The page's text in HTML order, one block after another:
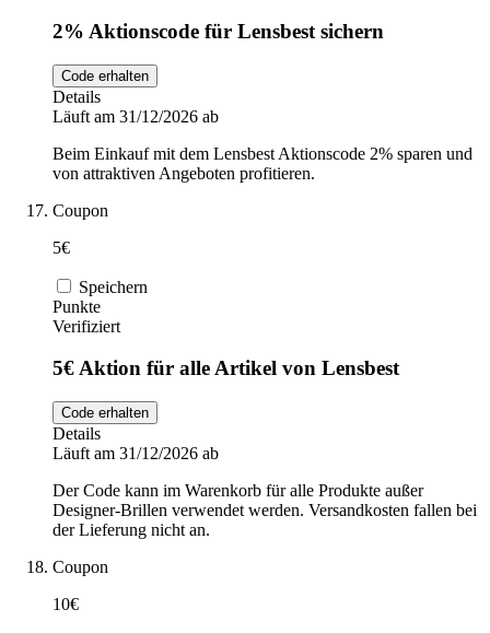
2% Aktionscode für Lensbest sichern
Code erhalten
Details
Läuft am 31/12/2026 ab
Beim Einkauf mit dem Lensbest Aktionscode 2% sparen und
von attraktiven Angeboten profitieren.
Coupon
5€
Speichern
Punkte
Verifiziert
5€ Aktion für alle Artikel von Lensbest
Code erhalten
Details
Läuft am 31/12/2026 ab
Der Code kann im Warenkorb für alle Produkte außer
Designer-Brillen verwendet werden. Versandkosten fallen bei
der Lieferung nicht an.
Coupon
10€